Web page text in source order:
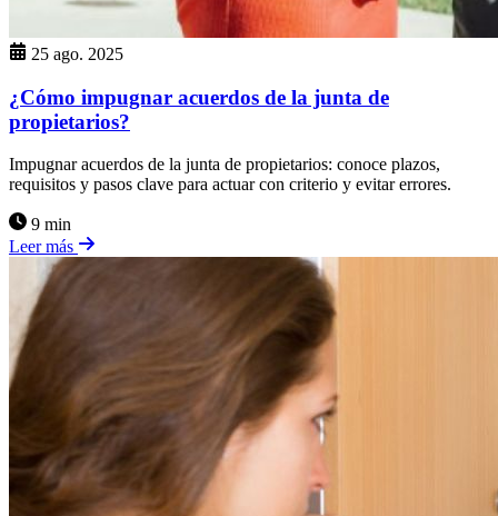
25 ago. 2025
¿Cómo impugnar acuerdos de la junta de
propietarios?
Impugnar acuerdos de la junta de propietarios: conoce plazos,
requisitos y pasos clave para actuar con criterio y evitar errores.
9 min
Leer más